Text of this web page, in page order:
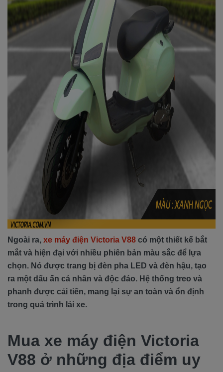
Ngoài ra, xe máy điện Victoria V88 có một thiết kế bắt
mắt và hiện đại với nhiều phiên bản màu sắc để lựa
chọn. Nó được trang bị đèn pha LED và đèn hậu, tạo
ra một dấu ấn cá nhân và độc đáo. Hệ thống treo và
phanh được cải tiến, mang lại sự an toàn và ổn định
trong quá trình lái xe.
Mua xe máy điện Victoria
V88 ở những địa điểm uy